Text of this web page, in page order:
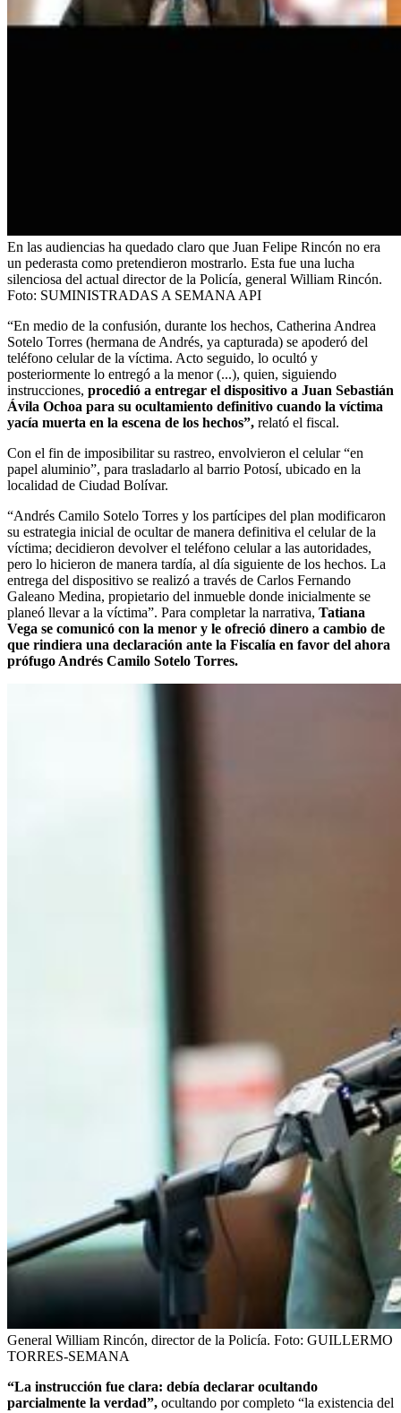
En las audiencias ha quedado claro que Juan Felipe Rincón no era
un pederasta como pretendieron mostrarlo. Esta fue una lucha
silenciosa del actual director de la Policía, general William Rincón.
Foto: SUMINISTRADAS A SEMANA API
“En medio de la confusión, durante los hechos, Catherina Andrea
Sotelo Torres (hermana de Andrés, ya capturada) se apoderó del
teléfono celular de la víctima. Acto seguido, lo ocultó y
posteriormente lo entregó a la menor (...), quien, siguiendo
instrucciones, procedió a entregar el dispositivo a Juan Sebastián
Ávila Ochoa para su ocultamiento definitivo cuando la víctima
yacía muerta en la escena de los hechos”, relató el fiscal.
Con el fin de imposibilitar su rastreo, envolvieron el celular “en
papel aluminio”, para trasladarlo al barrio Potosí, ubicado en la
localidad de Ciudad Bolívar.
“Andrés Camilo Sotelo Torres y los partícipes del plan modificaron
su estrategia inicial de ocultar de manera definitiva el celular de la
víctima; decidieron devolver el teléfono celular a las autoridades,
pero lo hicieron de manera tardía, al día siguiente de los hechos. La
entrega del dispositivo se realizó a través de Carlos Fernando
Galeano Medina, propietario del inmueble donde inicialmente se
planeó llevar a la víctima”. Para completar la narrativa, Tatiana
Vega se comunicó con la menor y le ofreció dinero a cambio de
que rindiera una declaración ante la Fiscalía en favor del ahora
prófugo Andrés Camilo Sotelo Torres.
General William Rincón, director de la Policía. Foto: GUILLERMO
TORRES-SEMANA
“La instrucción fue clara: debía declarar ocultando
parcialmente la verdad”, ocultando por completo “la existencia del